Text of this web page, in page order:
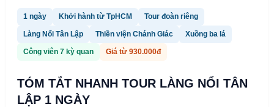
1 ngày Khởi hành từ TpHCM Tour đoàn riêng
Làng Nổi Tân Lập Thiền viện Chánh Giác Xuồng ba lá
Công viên 7 kỳ quan Giá từ 930.000đ
TÓM TẮT NHANH TOUR LÀNG NỔI TÂN
LẬP 1 NGÀY